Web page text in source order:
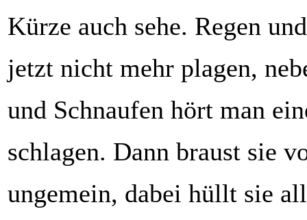
Kürze auch sehe. Regen
jetzt nicht mehr plagen,
und Schnaufen hört man
schlagen. Dann braust sie
ungemein, dabei hüllt sie